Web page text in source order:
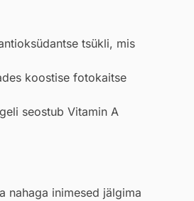
tsükli, mis
koostise fotokaitse
seostub Vitamin A
nahaga inimesed jälgima